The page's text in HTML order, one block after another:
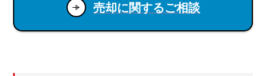
売却に関するご相談